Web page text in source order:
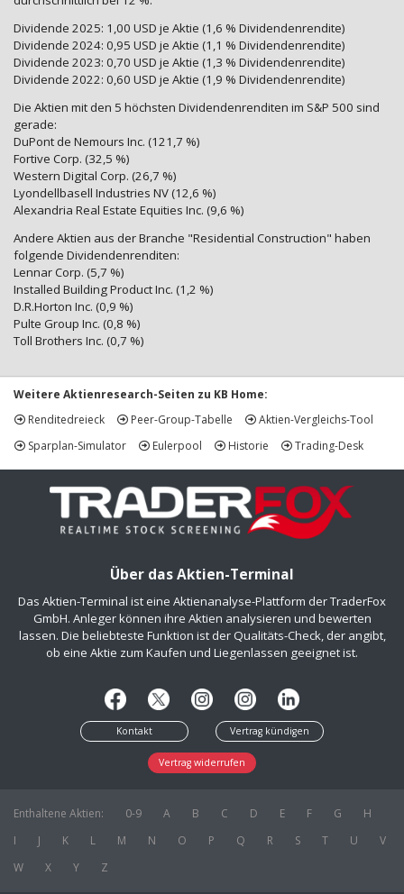
Dividende 2025: 1,00 USD je Aktie (1,6 % Dividendenrendite)
Dividende 2024: 0,95 USD je Aktie (1,1 % Dividendenrendite)
Dividende 2023: 0,70 USD je Aktie (1,3 % Dividendenrendite)
Dividende 2022: 0,60 USD je Aktie (1,9 % Dividendenrendite)
Die Aktien mit den 5 höchsten Dividendenrenditen im S&P 500 sind
gerade:
DuPont de Nemours Inc. (121,7 %)
Fortive Corp. (32,5 %)
Western Digital Corp. (26,7 %)
Lyondellbasell Industries NV (12,6 %)
Alexandria Real Estate Equities Inc. (9,6 %)
Andere Aktien aus der Branche "Residential Construction" haben
folgende Dividendenrenditen:
Lennar Corp. (5,7 %)
Installed Building Product Inc. (1,2 %)
D.R.Horton Inc. (0,9 %)
Pulte Group Inc. (0,8 %)
Toll Brothers Inc. (0,7 %)
Weitere Aktienresearch-Seiten zu KB Home:
Renditedreieck
Peer-Group-Tabelle
Aktien-Vergleichs-Tool
Sparplan-Simulator
Eulerpool Historie Trading-Desk
Über das Aktien-Terminal
Das Aktien-Terminal ist eine Aktienanalyse-Plattform der TraderFox
GmbH. Anleger können ihre Aktien analysieren und bewerten
lassen. Die beliebteste Funktion ist der Qualitäts-Check, der angibt,
ob eine Aktie zum Kaufen und Liegenlassen geeignet ist.
Kontakt Vertrag kündigen
Vertrag widerrufen
Enthaltene Aktien: 0-9 A B C D E F G
H
I
J K L M N O P Q R S T U
V
W
X Y Z